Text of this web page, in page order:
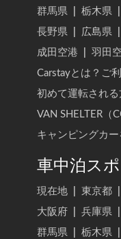
群馬県
栃木県
長野県
広島県
成田空港
羽田
Carstayとは？ご
初めて運転される
VAN SHELTER（
キャンピングカ
車中泊ス
現在地 東京都
大阪府
兵庫県
群馬県
栃木県